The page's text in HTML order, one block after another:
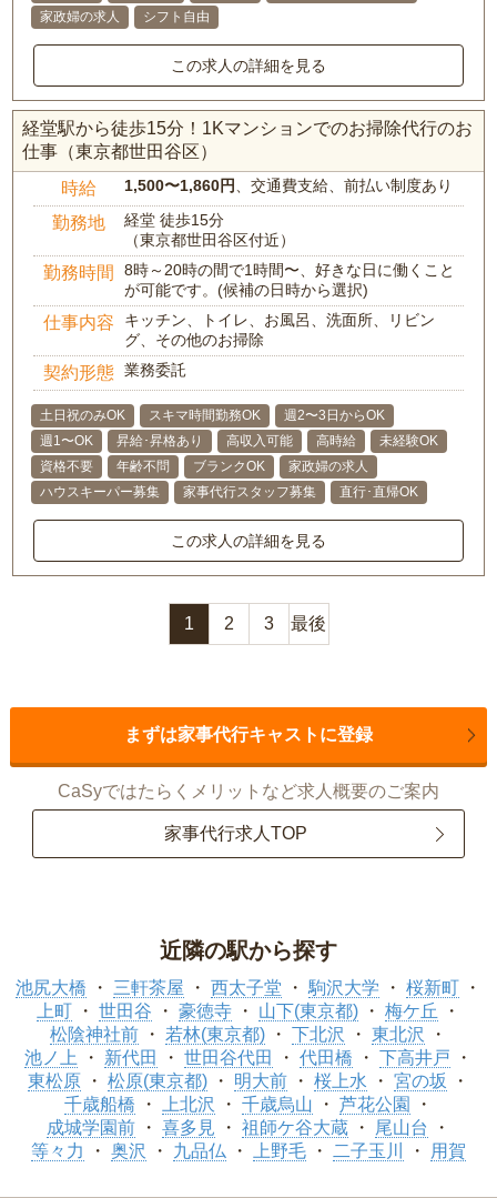
家政婦の求人
シフト自由
この求人の詳細を見る
経堂駅から徒歩15分！1Kマンションでのお掃除代行のお
仕事（東京都世田谷区）
時給 1,500〜1,860円 、交通費支給、前払い制度あり
勤務地
経堂 徒歩15分
（東京都世田谷区付近）
勤務時間
8時～20時の間で1時間〜、好きな日に働くこと
が可能です。(候補の日時から選択)
仕事内容
キッチン、トイレ、お風呂、洗面所、リビン
グ、その他のお掃除
契約形態 業務委託
土日祝のみOK スキマ時間勤務OK
週2〜3日からOK
週1〜OK
昇給･昇格あり 高収入可能 高時給
未経験OK
資格不要
年齢不問 ブランクOK
家政婦の求人
ハウスキーパー募集
家事代行スタッフ募集 直行･直帰OK
この求人の詳細を見る
1 2 3 最後
まずは家事代行キャストに登録
CaSyではたらくメリットなど求人概要のご案内
家事代行求人TOP
近隣の駅から探す
池尻大橋 三軒茶屋 西太子堂 駒沢大学
桜新町
上町
世田谷 豪徳寺 山下(東京都)
梅ケ丘
松陰神社前
若林(東京都) 下北沢
東北沢
池ノ上
新代田 世田谷代田 代田橋
下高井戸
東松原
松原(東京都) 明大前 桜上水
宮の坂
千歳船橋
上北沢 千歳烏山
芦花公園
成城学園前
喜多見 祖師ケ谷大蔵
尾山台
等々力
奥沢 九品仏 上野毛 二子玉川 用賀